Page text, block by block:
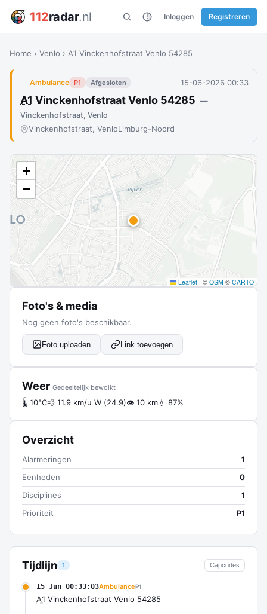
112radar.nl Inloggen Registreren
Home › Venlo › A1 Vinckenhofstraat Venlo 54285
Ambulance P1 Afgesloten 15-06-2026 00:33
A1 Vinckenhofstraat Venlo 54285 —
Vinckenhofstraat, Venlo
Vinckenhofstraat, VenloLimburg-Noord
Tijdlijn 1 Capcodes
15 Jun 00:33:03AmbulanceP1
A1 Vinckenhofstraat Venlo 54285
+
−
Leaflet | © OSM © CARTO
Foto's & media
Nog geen foto's beschikbaar.
Foto uploaden Link toevoegen
Weer Gedeeltelijk bewolkt
🌡 10°C💨 11.9 km/u W (24.9)👁 10 km💧 87%
Overzicht
Alarmeringen
1
Eenheden
0
Disciplines
1
Prioriteit
P1